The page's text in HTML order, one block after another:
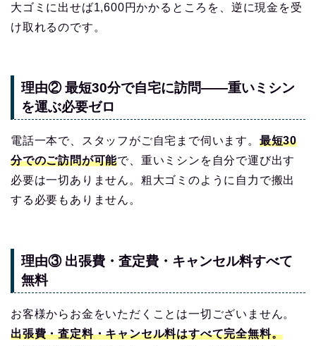
大ゴミに出せば1,600円かかるところを、逆に現金を受
け取れるのです。
理由② 最短30分で自宅に訪問——重いミシン
を運ぶ必要ゼロ
電話一本で、スタッフがご自宅まで伺います。 最短30
分でのご訪問が可能で、重いミシンを自分で運び出す
必要は一切ありません。粗大ゴミのように自力で搬出
する必要もありません。
理由③ 出張費・査定費・キャンセル料すべて
無料
お客様からお金をいただくことは一切ございません。
出張費・査定料・キャンセル料はすべて完全無料。